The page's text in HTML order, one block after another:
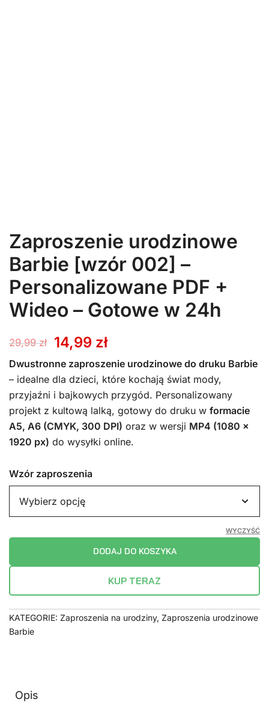
Zaproszenie urodzinowe
Barbie [wzór 002] –
Personalizowane PDF +
Wideo – Gotowe w 24h
29,99zł
Pierwotna
cena
wynosiła:
29,99 zł.
14,99 złAktualna
cena
wynosi:
14,99 zł.
Dwustronne zaproszenie urodzinowe do druku Barbie
– idealne dla dzieci, które kochają świat mody,
przyjaźni i bajkowych przygód. Personalizowany
projekt z kultową lalką, gotowy do druku w formacie
A5, A6 (CMYK, 300 DPI) oraz w wersji MP4 (1080 x
1920 px) do wysyłki online.
Wzór zaproszenia
WYCZYŚĆ
DODAJ DO KOSZYKA
KUP TERAZ
KATEGORIE: Zaproszenia na urodziny, Zaproszenia urodzinowe
Barbie
Opis